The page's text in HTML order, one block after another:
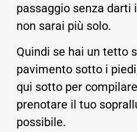
passaggio senza
non sarai più solo.
Quindi se hai un tetto
pavimento sotto i
qui sotto per
prenotare il tuo
possibile.